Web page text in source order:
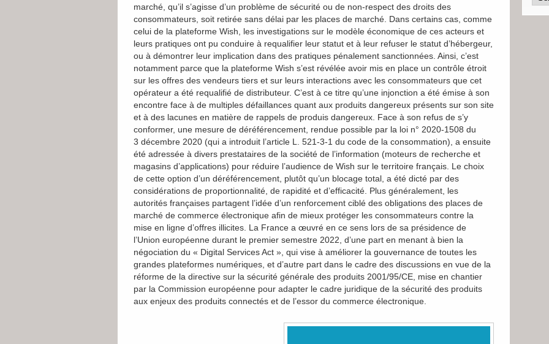
marché, qu’il s’agisse d’un problème de sécurité ou de non-respect des droits des
consommateurs, soit retirée sans délai par les places de marché. Dans certains cas, comme
celui de la plateforme Wish, les investigations sur le modèle économique de ces acteurs et
leurs pratiques ont pu conduire à requalifier leur statut et à leur refuser le statut d’hébergeur,
ou à démontrer leur implication dans des pratiques pénalement sanctionnées. Ainsi, c’est
notamment parce que la plateforme Wish s’est révélée avoir mis en place un contrôle étroit
sur les offres des vendeurs tiers et sur leurs interactions avec les consommateurs que cet
opérateur a été requalifié de distributeur. C’est à ce titre qu’une injonction a été émise à son
encontre face à de multiples défaillances quant aux produits dangereux présents sur son site
et à des lacunes en matière de rappels de produis dangereux. Face à son refus de s’y
conformer, une mesure de déréférencement, rendue possible par la loi n° 2020-1508 du
3 décembre 2020 (qui a introduit l’article L. 521-3-1 du code de la consommation), a ensuite
été adressée à divers prestataires de la société de l’information (moteurs de recherche et
magasins d’applications) pour réduire l’audience de Wish sur le territoire français. Le choix
de cette option d’un déréférencement, plutôt qu’un blocage total, a été dicté par des
considérations de proportionnalité, de rapidité et d’efficacité. Plus généralement, les
autorités françaises partagent l’idée d’un renforcement ciblé des obligations des places de
marché de commerce électronique afin de mieux protéger les consommateurs contre la
mise en ligne d’offres illicites. La France a œuvré en ce sens lors de sa présidence de
l’Union européenne durant le premier semestre 2022, d’une part en menant à bien la
négociation du « Digital Services Act », qui vise à améliorer la gouvernance de toutes les
grandes plateformes numériques, et d’autre part dans le cadre des discussions en vue de la
réforme de la directive sur la sécurité générale des produits 2001/95/CE, mise en chantier
par la Commission européenne pour adapter le cadre juridique de la sécurité des produits
aux enjeux des produits connectés et de l’essor du commerce électronique.